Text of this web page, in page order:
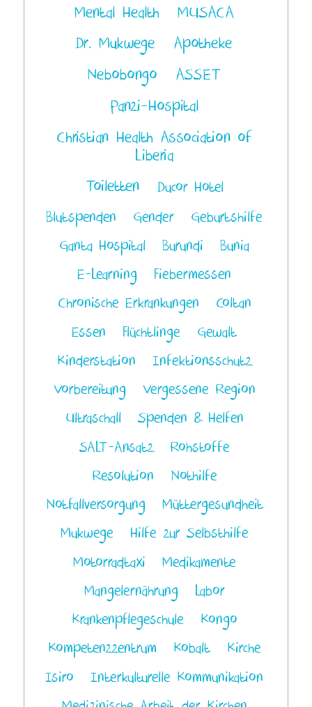
Mental Health
MUSACA
Dr. Mukwege
Apotheke
Nebobongo
ASSET
Panzi-Hospital
Christian Health Association of
Liberia
Toiletten
Ducor Hotel
Blutspenden
Gender
Geburtshilfe
Ganta Hospital
Burundi
Bunia
E-Learning
Fiebermessen
Chronische Erkrankungen
Coltan
Essen
Flüchtlinge
Gewalt
Kinderstation
Infektionsschutz
Vorbereitung
Vergessene Region
Ultraschall
Spenden & Helfen
SALT-Ansatz
Rohstoffe
Resolution
Nothilfe
Notfallversorgung
Müttergesundheit
Mukwege
Hilfe zur Selbsthilfe
Motorradtaxi
Medikamente
Mangelernährung
Labor
Krankenpflegeschule
Kongo
Kompetenzzentrum
Kobalt
Kirche
Isiro
Interkulturelle Kommunikation